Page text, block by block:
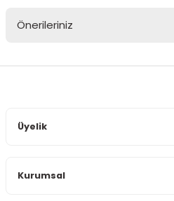
Önerileriniz
Ürün bilgilerinde hatalar bulunuyor.
Üyelik
Kurumsal